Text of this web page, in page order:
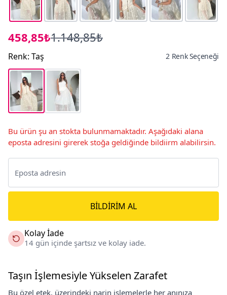
458,85₺1.148,85₺
Renk: Taş 2 Renk Seçeneği
Bu ürün şu an stokta bulunmamaktadır. Aşağıdaki alana
eposta adresini girerek stoğa geldiğinde bildiirm alabilirsin.
BILDIRIM AL
Kolay İade
14 gün içinde şartsız ve kolay iade.
Taşın İşlemesiyle Yükselen Zarafet
Bu özel etek, üzerindeki narin işlemelerle her anınıza